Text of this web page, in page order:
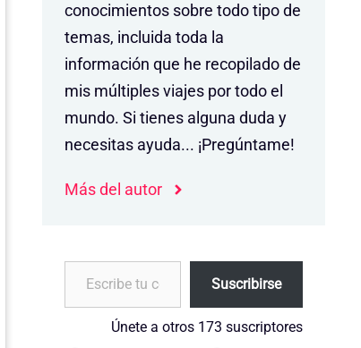
conocimientos sobre todo tipo de
temas, incluida toda la
información que he recopilado de
mis múltiples viajes por todo el
mundo. Si tienes alguna duda y
necesitas ayuda... ¡Pregúntame!
Más del autor
Escribe tu correo electrónico…
Suscribirse
Únete a otros 173 suscriptores